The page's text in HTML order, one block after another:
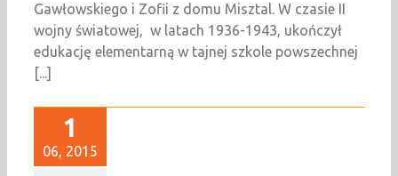
Gawłowskiego i Zofii z domu Misztal. W czasie II
wojny światowej, w latach 1936-1943, ukończył
edukację elementarną w tajnej szkole powszechnej
[...]
1
06, 2015